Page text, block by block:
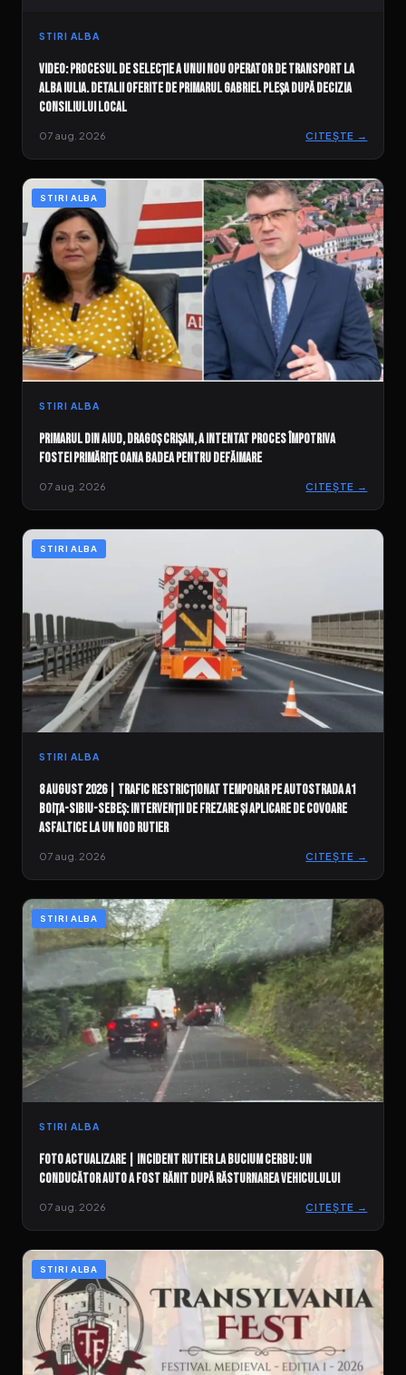
STIRI ALBA
VIDEO: Procesul de selecție a unui nou operator de transport la
Alba Iulia. Detalii oferite de primarul Gabriel Pleșa după decizia
Consiliului Local
07 aug. 2026 CITEȘTE →
STIRI ALBA
STIRI ALBA
Primarul din Aiud, Dragoș Crișan, a intentat proces împotriva
fostei primărițe Oana Badea pentru defăimare
07 aug. 2026 CITEȘTE →
STIRI ALBA
STIRI ALBA
8 august 2026 | Trafic restricționat temporar pe Autostrada A1
Boița-Sibiu-Sebeș: Intervenții de frezare și aplicare de covoare
asfaltice la un nod rutier
07 aug. 2026 CITEȘTE →
STIRI ALBA
STIRI ALBA
FOTO ACTUALIZARE | Incident rutier la Bucium Cerbu: Un
conducător auto a fost rănit după răsturnarea vehiculului
07 aug. 2026 CITEȘTE →
STIRI ALBA